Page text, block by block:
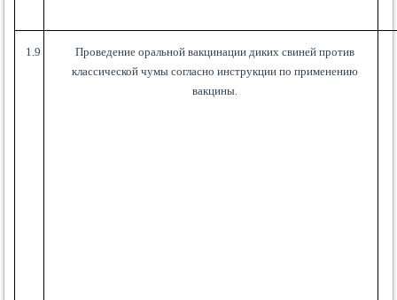
1.9
Проведение оральной вакцинации диких свиней против
классической чумы согласно инструкции по применению
вакцины.